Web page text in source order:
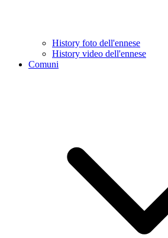
History foto dell'ennese
History video dell'ennese
Comuni